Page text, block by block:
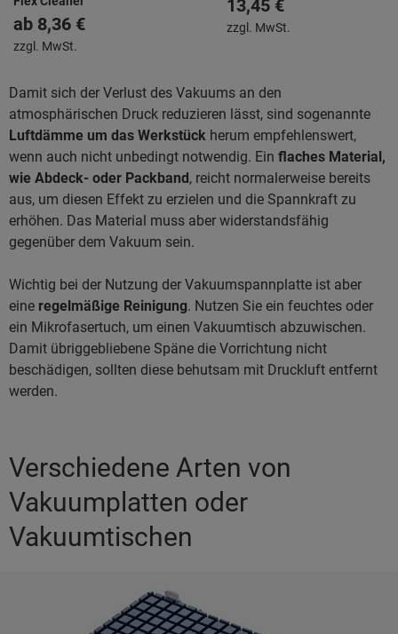
ab 8,36 €
zzgl. MwSt.
13,45 €
zzgl. MwSt.
Damit sich der Verlust des Vakuums an den
atmosphärischen Druck reduzieren lässt, sind sogenannte
Luftdämme um das Werkstück herum empfehlenswert,
wenn auch nicht unbedingt notwendig. Ein flaches Material,
wie Abdeck- oder Packband , reicht normalerweise bereits
aus, um diesen Effekt zu erzielen und die Spannkraft zu
erhöhen. Das Material muss aber widerstandsfähig
gegenüber dem Vakuum sein.
Wichtig bei der Nutzung der Vakuumspannplatte ist aber
eine regelmäßige Reinigung. Nutzen Sie ein feuchtes oder
ein Mikrofasertuch, um einen Vakuumtisch abzuwischen.
Damit übriggebliebene Späne die Vorrichtung nicht
beschädigen, sollten diese behutsam mit Druckluft entfernt
werden.
Verschiedene Arten von
Vakuumplatten oder
Vakuumtischen